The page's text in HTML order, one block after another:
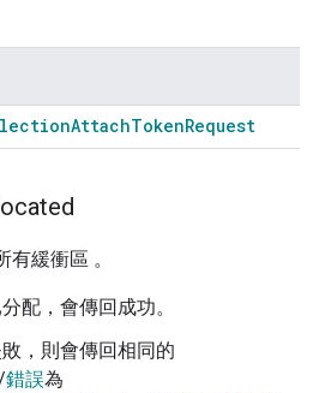
AttachTokenRequest
緩衝區 。
配，會傳回成功。
，則會傳回相同的
錯誤為